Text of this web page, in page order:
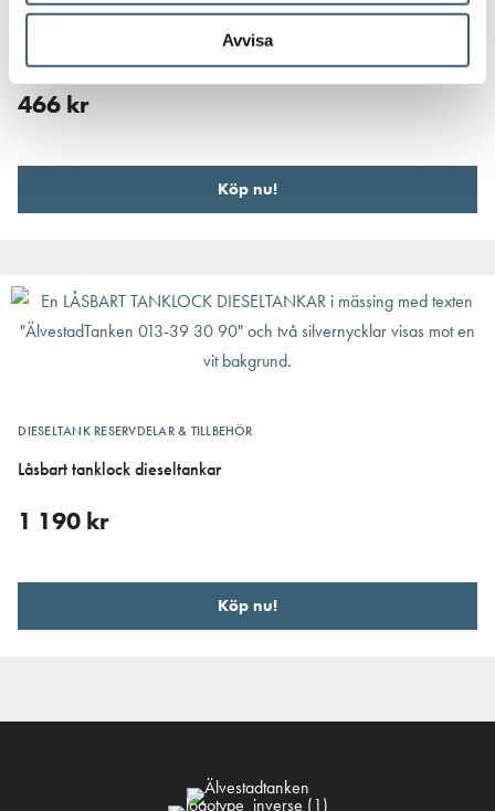
Avvisa
DIESELTANK RESERVDELAR & TILLBEHÖR
466 kr
Köp nu!
DIESELTANK RESERVDELAR & TILLBEHÖR
Låsbart tanklock dieseltankar
1 190 kr
Köp nu!